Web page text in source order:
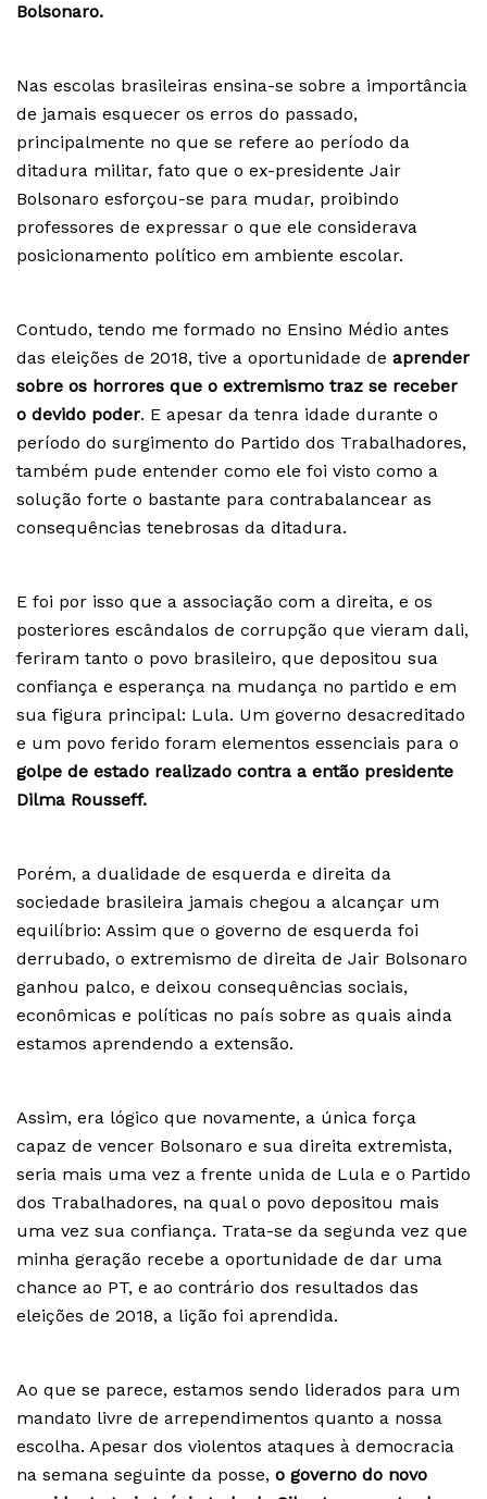
Bolsonaro.
Nas escolas brasileiras ensina-se sobre a importância
de jamais esquecer os erros do passado,
principalmente no que se refere ao período da
ditadura militar, fato que o ex-presidente Jair
Bolsonaro esforçou-se para mudar, proibindo
professores de expressar o que ele considerava
posicionamento político em ambiente escolar.
Contudo, tendo me formado no Ensino Médio antes
das eleições de 2018, tive a oportunidade de aprender
sobre os horrores que o extremismo traz se receber
o devido poder. E apesar da tenra idade durante o
período do surgimento do Partido dos Trabalhadores,
também pude entender como ele foi visto como a
solução forte o bastante para contrabalancear as
consequências tenebrosas da ditadura.
E foi por isso que a associação com a direita, e os
posteriores escândalos de corrupção que vieram dali,
feriram tanto o povo brasileiro, que depositou sua
confiança e esperança na mudança no partido e em
sua figura principal: Lula. Um governo desacreditado
e um povo ferido foram elementos essenciais para o
golpe de estado realizado contra a então presidente
Dilma Rousseff.
Porém, a dualidade de esquerda e direita da
sociedade brasileira jamais chegou a alcançar um
equilíbrio: Assim que o governo de esquerda foi
derrubado, o extremismo de direita de Jair Bolsonaro
ganhou palco, e deixou consequências sociais,
econômicas e políticas no país sobre as quais ainda
estamos aprendendo a extensão.
Assim, era lógico que novamente, a única força
capaz de vencer Bolsonaro e sua direita extremista,
seria mais uma vez a frente unida de Lula e o Partido
dos Trabalhadores, na qual o povo depositou mais
uma vez sua confiança. Trata-se da segunda vez que
minha geração recebe a oportunidade de dar uma
chance ao PT, e ao contrário dos resultados das
eleições de 2018, a lição foi aprendida.
Ao que se parece, estamos sendo liderados para um
mandato livre de arrependimentos quanto a nossa
escolha. Apesar dos violentos ataques à democracia
na semana seguinte da posse, o governo do novo